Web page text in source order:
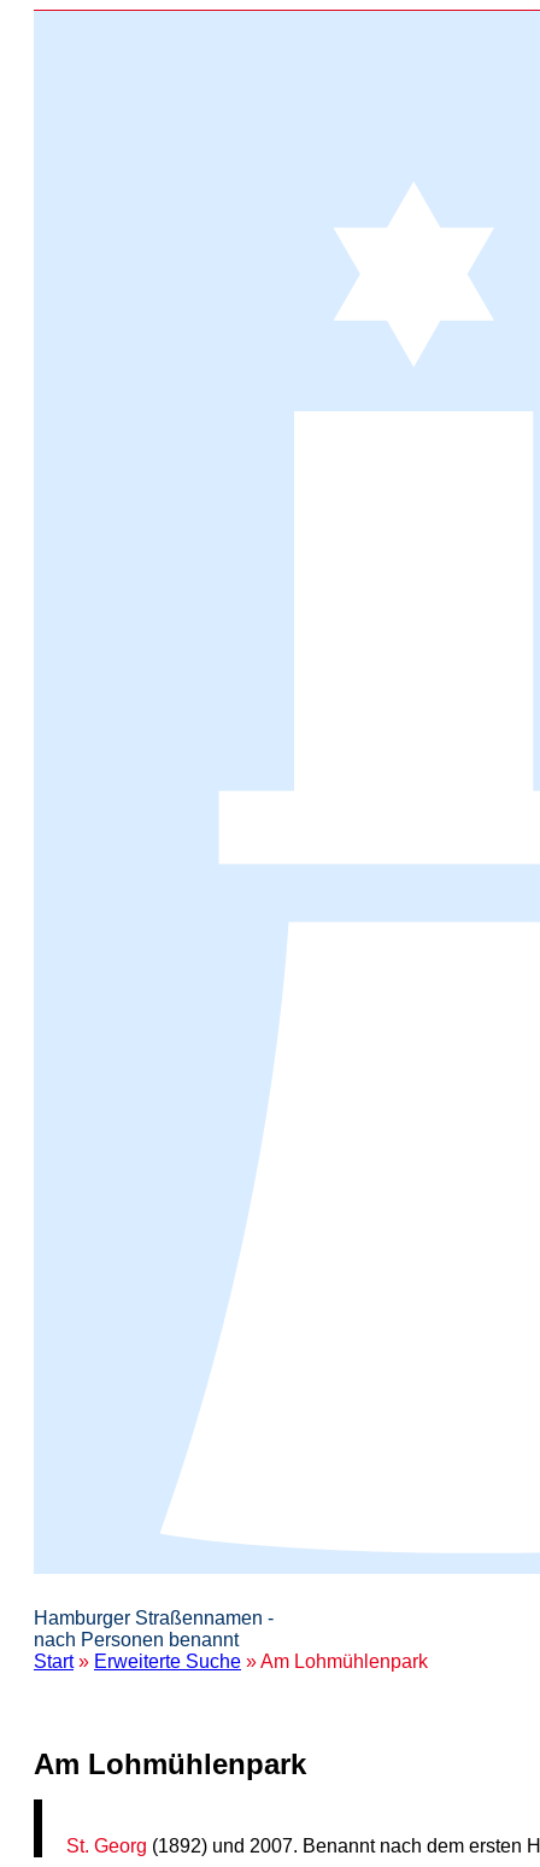
Hamburger Straßennamen -
nach Personen benannt
Start» Erweiterte Suche » Am Lohmühlenpark
Am Lohmühlenpark
St. Georg (1892) und 2007. Benannt nach dem ersten